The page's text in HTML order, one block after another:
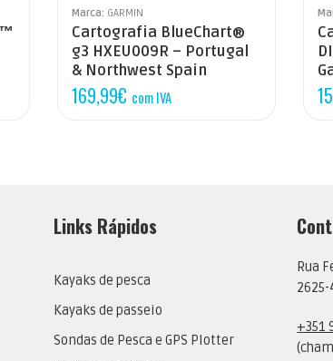
Marca: GARMIN
Cartografia BlueChart®
g3 HXEU009R – Portugal
& Northwest Spain
169,99€ com IVA
Links Rápidos
Kayaks de pesca
Kayaks de passeio
Sondas de Pesca e GPS Plotter
Rua
2625-
+351